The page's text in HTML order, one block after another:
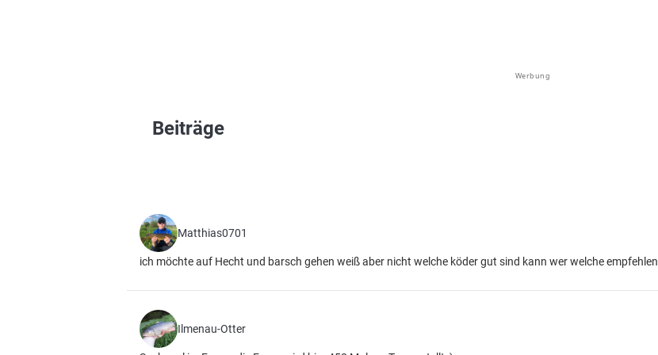
Werbung
Beiträge
Matthias0701
ich möchte auf Hecht und barsch gehen weiß aber nicht welche köder gut sind kann wer welche empfehlen
Ilmenau-Otter